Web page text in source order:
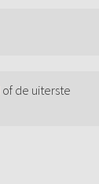
of de uiterste